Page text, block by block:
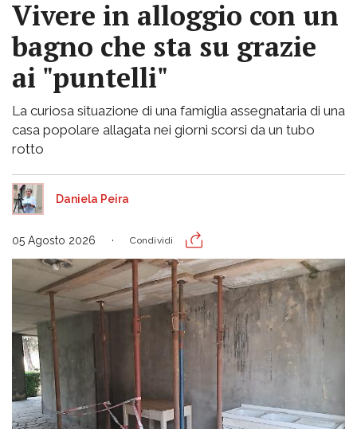
Vivere in alloggio con un
bagno che sta su grazie
ai "puntelli"
La curiosa situazione di una famiglia assegnataria di una
casa popolare allagata nei giorni scorsi da un tubo
rotto
Daniela Peira
05 Agosto 2026 Condividi